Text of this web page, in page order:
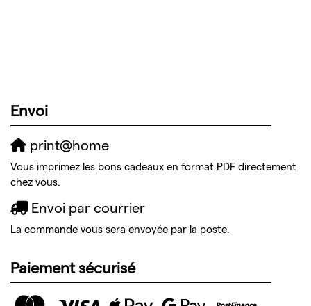
Envoi
print@home
Vous imprimez les bons cadeaux en format PDF directement
chez vous.
Envoi par courrier
La commande vous sera envoyée par la poste.
Paiement sécurisé